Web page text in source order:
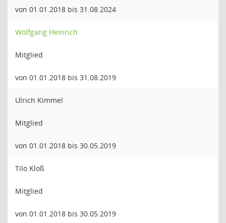
von 01.01.2018 bis 31.08.2024
Wolfgang Heinrich
Mitglied
von 01.01.2018 bis 31.08.2019
Ulrich Kimmel
Mitglied
von 01.01.2018 bis 30.05.2019
Tilo Kloß
Mitglied
von 01.01.2018 bis 30.05.2019